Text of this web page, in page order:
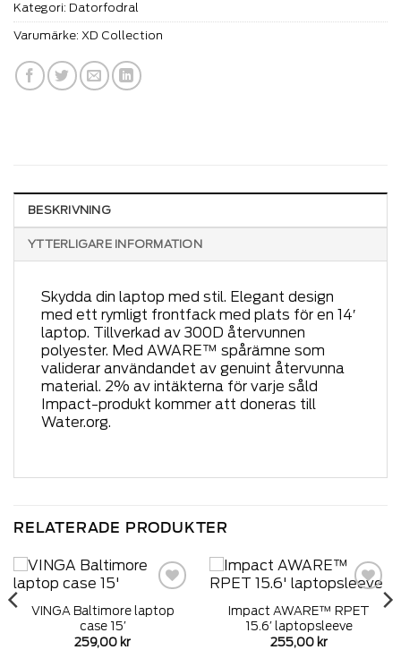
Kategori: Datorfodral
Varumärke: XD Collection
BESKRIVNING
YTTERLIGARE INFORMATION
Skydda din laptop med stil. Elegant design
med ett rymligt frontfack med plats för en 14′
laptop. Tillverkad av 300D återvunnen
polyester. Med AWARE™ spårämne som
validerar användandet av genuint återvunna
material. 2% av intäkterna för varje såld
Impact-produkt kommer att doneras till
Water.org.
RELATERADE PRODUKTER
wishlist
VINGA Baltimore laptop
case 15′
259,00 kr
wishlist
Impact AWARE™ RPET
15.6′ laptopsleeve
255,00 kr